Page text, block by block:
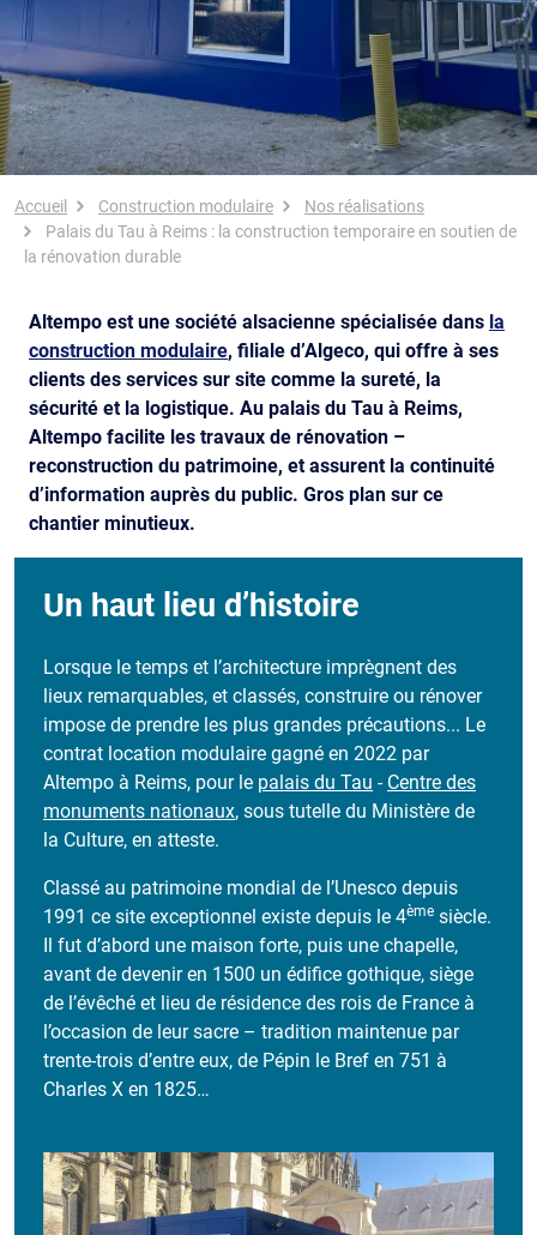
Fil d'Ariane
Accueil Construction modulaire
Nos réalisations
Palais du Tau à Reims : la construction temporaire en soutien de
la rénovation durable
Altempo est une société alsacienne spécialisée dans la
construction modulaire, filiale d’Algeco, qui offre à ses
clients des services sur site comme la sureté, la
sécurité et la logistique. Au palais du Tau à Reims,
Altempo facilite les travaux de rénovation –
reconstruction du patrimoine, et assurent la continuité
d’information auprès du public. Gros plan sur ce
chantier minutieux.
Un haut lieu d’histoire
Lorsque le temps et l’architecture imprègnent des
lieux remarquables, et classés, construire ou rénover
impose de prendre les plus grandes précautions... Le
contrat location modulaire gagné en 2022 par
Altempo à Reims, pour le palais du Tau - Centre des
monuments nationaux, sous tutelle du Ministère de
la Culture, en atteste.
Classé au patrimoine mondial de l’Unesco depuis
1991 ce site exceptionnel existe depuis le 4ème siècle.
Il fut d’abord une maison forte, puis une chapelle,
avant de devenir en 1500 un édifice gothique, siège
de l’évêché et lieu de résidence des rois de France à
l’occasion de leur sacre – tradition maintenue par
trente-trois d’entre eux, de Pépin le Bref en 751 à
Charles X en 1825…